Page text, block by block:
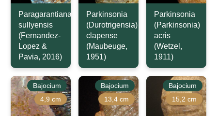
Paragarantiana
sullyensis
(Fernandez-
Lopez &
Pavia, 2016)
Parkinsonia
(Durotrigensia)
clapense
(Maubeuge,
1951)
Parkinsonia
(Parkinsonia)
acris
(Wetzel,
1911)
Bajocium
4,9 cm
Bajocium
13,4 cm
Bajocium
15,2 cm